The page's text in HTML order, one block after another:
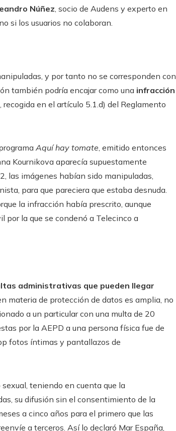
Núñez , socio de Audens y experto en
si los usuarios no colaboran.
y por tanto no se corresponden con
también podría encajar como una infracción
, recogida en el artículo 5.1.d) del Reglamento
Aquí hay tomate , emitido entonces
Kournikova aparecía supuestamente
las imágenes habían sido manipuladas,
para que pareciera que estaba desnuda.
la infracción había prescrito, aunque
por la que se condenó a Telecinco a
administrativas que pueden llegar
materia de protección de datos es amplia, no
a un particular con una multa de 20
por la AEPD a una persona física fue de
fotos íntimas y pantallazos de
teniendo en cuenta que la
su difusión sin el consentimiento de la
a cinco años para el primero que las
a terceros. Así lo declaró Mar España,